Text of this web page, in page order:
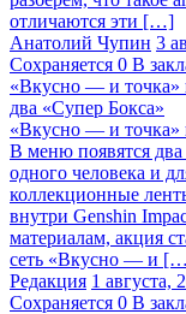
отличаются эти […]
Анатолий Чупин 3
Сохраняется 0 В
«Вкусно — и точка»
два «Супер Бокса»
«Вкусно — и точка»
В меню появятся
одного человека и
коллекционные
внутри Genshin
материалам, акция
сеть «Вкусно — и
Редакция 1 августа,
Сохраняется 0 В